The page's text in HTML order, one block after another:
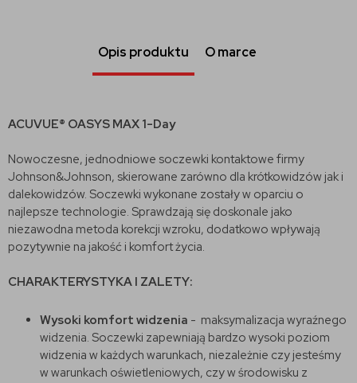
Opis produktu O marce
ACUVUE® OASYS MAX 1-Day
Nowoczesne, jednodniowe soczewki kontaktowe firmy
Johnson&Johnson, skierowane zarówno dla krótkowidzów jak i
dalekowidzów. Soczewki wykonane zostały w oparciu o
najlepsze technologie. Sprawdzają się doskonale jako
niezawodna metoda korekcji wzroku, dodatkowo wpływają
pozytywnie na jakość i komfort życia.
CHARAKTERYSTYKA I ZALETY:
Wysoki komfort widzenia - maksymalizacja wyraźnego
widzenia. Soczewki zapewniają bardzo wysoki poziom
widzenia w każdych warunkach, niezależnie czy jesteśmy
w warunkach oświetleniowych, czy w środowisku z